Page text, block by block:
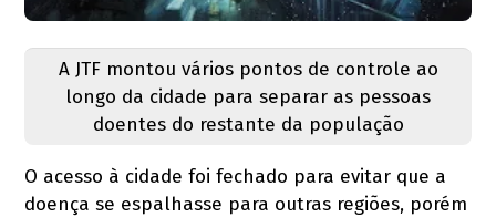
A JTF montou vários pontos de controle ao
longo da cidade para separar as pessoas
doentes do restante da população
O acesso à cidade foi fechado para evitar que a
doença se espalhasse para outras regiões, porém